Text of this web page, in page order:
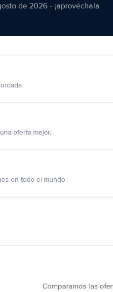
de 2026 - ¡aprovéchala
oferta mejor.
en todo el mundo
Comparamos las